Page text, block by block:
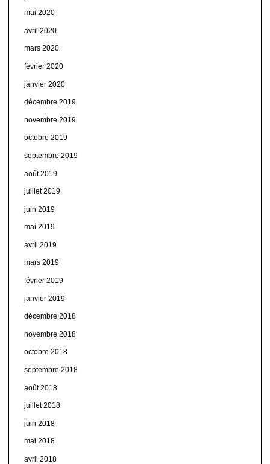
mai 2020
avril 2020
mars 2020
février 2020
janvier 2020
décembre 2019
novembre 2019
octobre 2019
septembre 2019
août 2019
juillet 2019
juin 2019
mai 2019
avril 2019
mars 2019
février 2019
janvier 2019
décembre 2018
novembre 2018
octobre 2018
septembre 2018
août 2018
juillet 2018
juin 2018
mai 2018
avril 2018